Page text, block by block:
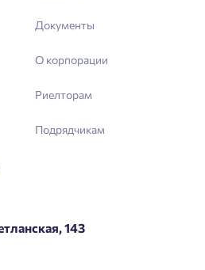
Документы
О корпорации
Риелторам
Подрядчикам
143